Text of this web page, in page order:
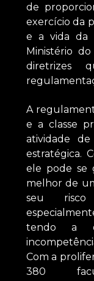
de
exercício da
e a vida da
Ministério
diretrizes
A
e a classe
atividade
estratégica.
ele pode se
melhor de
seu risco
tendo a
Com a
380